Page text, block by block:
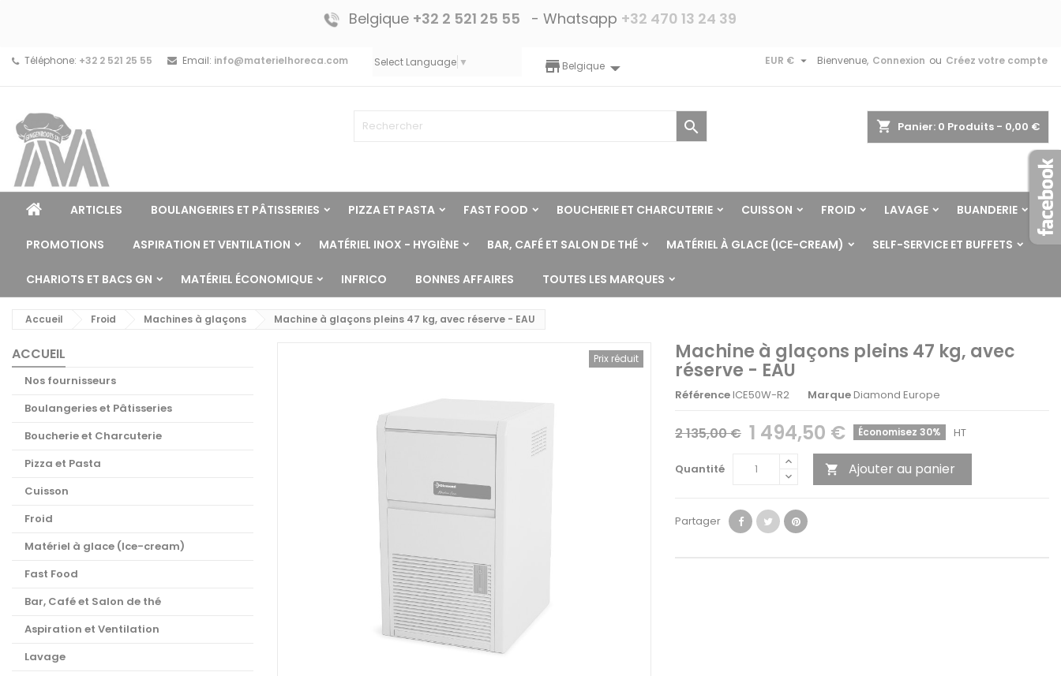
Belgique +32 2 521 25 55 - Whatsapp +32 470 13 24 39
Téléphone: +32 2 521 25 55 Email: info@materielhoreca.com Select Language ▼ storefront
Belgique Bienvenue, Connexion ou Créez votre compte
EUR € 
shopping_cart Panier: 0 Produits - 0,00 €

ARTICLES BOULANGERIES ET PÂTISSERIES PIZZA ET PASTA FAST FOOD BOUCHERIE ET CHARCUTERIE CUISSON FROID LAVAGE BUANDERIE
PROMOTIONS ASPIRATION ET VENTILATION MATÉRIEL INOX - HYGIÈNE BAR, CAFÉ ET SALON DE THÉ MATÉRIEL À GLACE (ICE-CREAM) SELF-SERVICE ET BUFFETS
CHARIOTS ET BACS GN MATÉRIEL ÉCONOMIQUE INFRICO BONNES AFFAIRES TOUTES LES MARQUES
Accueil Froid Machines à glaçons Machine à glaçons pleins 47 kg, avec réserve - EAU
ACCUEIL
Nos fournisseurs
Boulangeries et Pâtisseries
Boucherie et Charcuterie
Pizza et Pasta
Cuisson
Froid
Matériel à glace (Ice-cream)
Fast Food
Bar, Café et Salon de thé
Aspiration et Ventilation
Lavage
Prix réduit Machine à glaçons pleins 47 kg, avec
réserve - EAU
RéférenceICE50W-R2 MarqueDiamond Europe
2 135,00 € 1 494,50 € Économisez 30% HT
Quantité  Ajouter au panier
Partager